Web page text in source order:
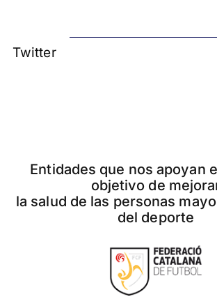
Twitter
Entidades que nos apoyan
objetivo de
la salud de las personas
del deporte